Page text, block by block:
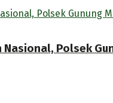
Nasional, Polsek